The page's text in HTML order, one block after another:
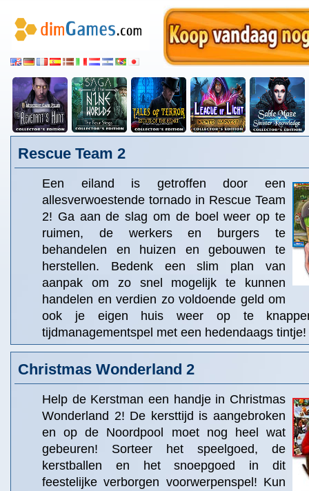
Rescue Team 2
Een eiland is getroffen door een
allesverwoestende tornado in Rescue Team
2! Ga aan de slag om de boel weer op te
ruimen, de werkers en burgers te
behandelen en huizen en gebouwen te
herstellen. Bedenk een slim plan van
aanpak om zo snel mogelijk te kunnen
handelen en verdien zo voldoende geld om
ook je eigen huis weer op te
tijdmanagementspel met een hedendaags tintje!
Christmas Wonderland 2
Help de Kerstman een handje in Christmas
Wonderland 2! De kersttijd is aangebroken
en op de Noordpool moet nog heel wat
gebeuren! Sorteer het speelgoed, de
kerstballen en het snoepgoed in dit
feestelijke verborgen voorwerpenspel! Kun